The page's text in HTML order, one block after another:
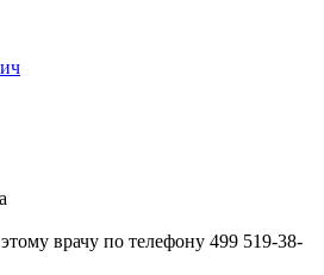
врачу по телефону 499 519-38-